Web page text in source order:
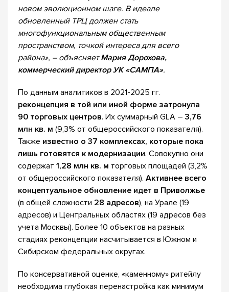
новом эволюционном шаге. В идеале
обновленный ТРЦ должен стать
многофункциональным общественным
пространством, точкой интереса для всего
района», – объясняет Мария Дорохова,
коммерческий директор УК «САМПА».
По данным аналитиков в 2021-2025 гг.
реконцепция в той или иной форме затронула
90 торговых центров. Их суммарный GLA – 3,76
млн кв. м (9,3% от общероссийского показателя).
Также известно о 37 комплексах, которые пока
лишь готовятся к модернизации. Совокупно они
содержат 1,28 млн кв. м торговых площадей (3,2%
от общероссийского показателя). Активнее всего
концептуальное обновление идет в Приволжье
(в общей сложности 28 адресов), на Урале (19
адресов) и Центральных областях (19 адресов без
учета Москвы). Более 10 объектов на разных
стадиях реконцепции насчитывается в Южном и
Сибирском федеральных округах.
По консервативной оценке, «каменному» ритейлу
необходима глубокая перенастройка как минимум